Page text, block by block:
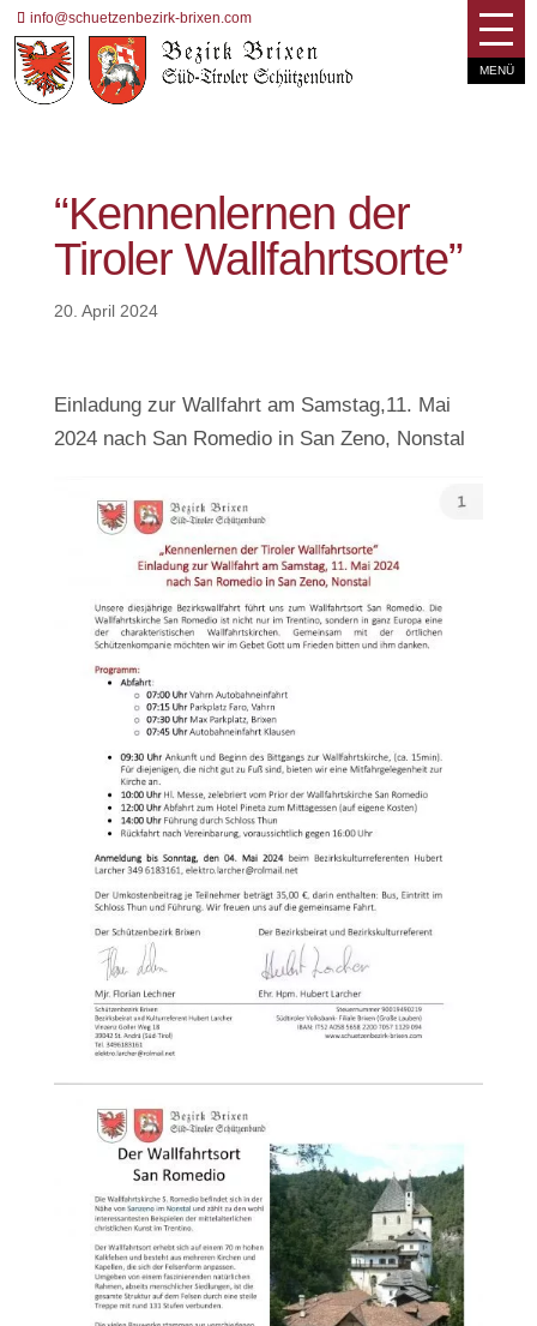
info@schuetzenbezirk-brixen.com
“Kennenlernen der
Tiroler Wallfahrtsorte”
20. April 2024
Einladung zur Wallfahrt am Samstag,11. Mai
2024 nach San Romedio in San Zeno, Nonstal